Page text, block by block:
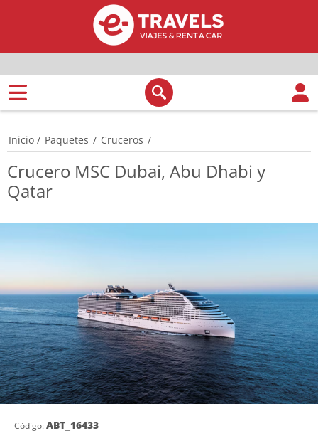
Inicio / Paquetes / Cruceros /
Crucero MSC Dubai, Abu Dhabi y
Qatar
Código:ABT_16433